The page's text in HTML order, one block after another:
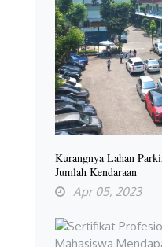
Kurangnya Lahan
Jumlah Kendaraan
Apr 05, 2023